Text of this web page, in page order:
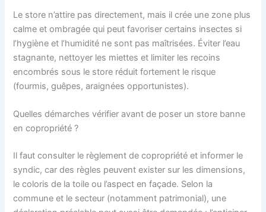
Le store n’attire pas directement, mais il crée une zone plus
calme et ombragée qui peut favoriser certains insectes si
l’hygiène et l’humidité ne sont pas maîtrisées. Éviter l’eau
stagnante, nettoyer les miettes et limiter les recoins
encombrés sous le store réduit fortement le risque
(fourmis, guêpes, araignées opportunistes).
Quelles démarches vérifier avant de poser un store banne
en copropriété ?
Il faut consulter le règlement de copropriété et informer le
syndic, car des règles peuvent exister sur les dimensions,
le coloris de la toile ou l’aspect en façade. Selon la
commune et le secteur (notamment patrimonial), une